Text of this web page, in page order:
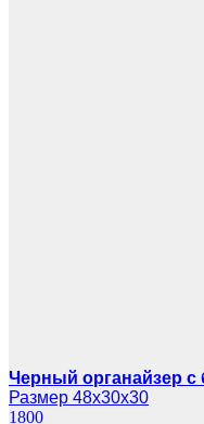
Черный органайзер с
Размер 48х30х30
1800